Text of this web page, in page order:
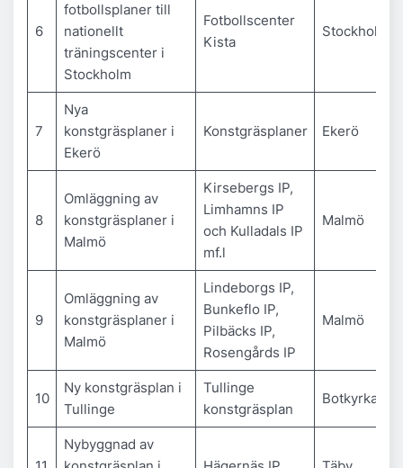
6
fotbollsplaner till
nationellt
träningscenter i
Stockholm
Fotbollscenter
Kista
Stockholm
7
Nya
konstgräsplaner i
Ekerö
Konstgräsplaner Ekerö
8
Omläggning av
konstgräsplaner i
Malmö
Kirsebergs IP,
Limhamns IP
och Kulladals IP
mf.l
Malmö
9
Omläggning av
konstgräsplaner i
Malmö
Lindeborgs IP,
Bunkeflo IP,
Pilbäcks IP,
Rosengårds IP
Malmö
10
Ny konstgräsplan i
Tullinge
Tullinge
konstgräsplan
Botkyrka
Nybyggnad av